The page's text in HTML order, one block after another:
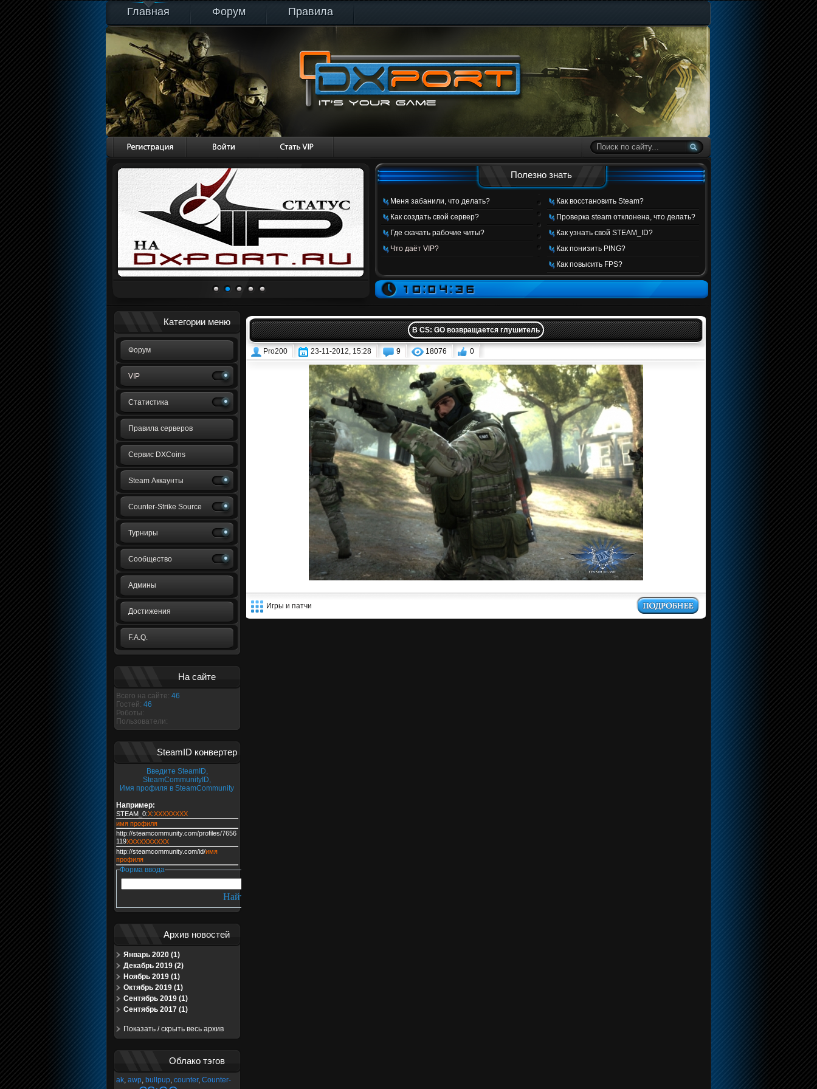
Главная Форум Правила
Полезно знать
Меня забанили, что делать?
Как создать свой сервер?
Где скачать рабочие читы?
Что даёт VIP?
Как восстановить Steam?
Проверка steam отклонена, что делать?
Как узнать свой STEAM_ID?
Как понизить PING?
Как повысить FPS?
Категории меню
Форум
VIP
Статистика
Правила серверов
Сервис DXCoins
Steam Аккаунты
Counter-Strike Source
Турниры
Сообщество
Админы
Достижения
F.A.Q.
На сайте
Всего на сайте: 46
Гостей: 46
Роботы:
Пользователи:
SteamID конвертер
Введите SteamID,
SteamCommunityID,
Имя профиля в SteamCommunity
Например:
STEAM_0:X:XXXXXXXX
имя профиля
http://steamcommunity.com/profiles/7656
119XXXXXXXXXX
http://steamcommunity.com/id/имя
профиля
Форма ввода
Архив новостей
Январь 2020 (1)
Декабрь 2019 (2)
Ноябрь 2019 (1)
Октябрь 2019 (1)
Сентябрь 2019 (1)
Сентябрь 2017 (1)
Показать / скрыть весь архив
Облако тэгов
ak, awp, bullpup, counter, Counter-
В CS: GO возвращается глушитель
Pro200 23-11-2012, 15:28 9 18076 0
Игры и патчи